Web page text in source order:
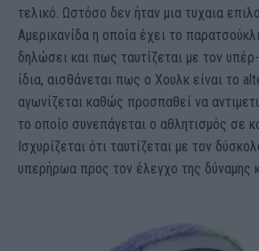
τελικό. Ωστόσο δεν ήταν μια τυχαια
Αμερικανίδα η οποία έχει το
δηλώσει και πως ταυτίζεται με τον
ίδια, αισθάνεται πως ο Χουλκ είναι το
αγωνίζεται καθώς προσπαθεί να
το οποίο συνεπάγεται ο αθλητισμός σε
Ισχυρίζεται ότι ταυτίζεται με τον
υπερήρωα προς τον έλεγχο της δύναμης